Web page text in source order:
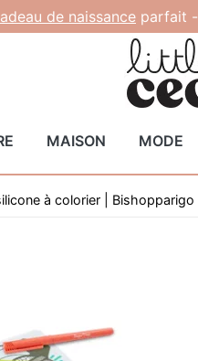
de naissance parfait -
MAISON MODE
à colorier | Bishopparigo